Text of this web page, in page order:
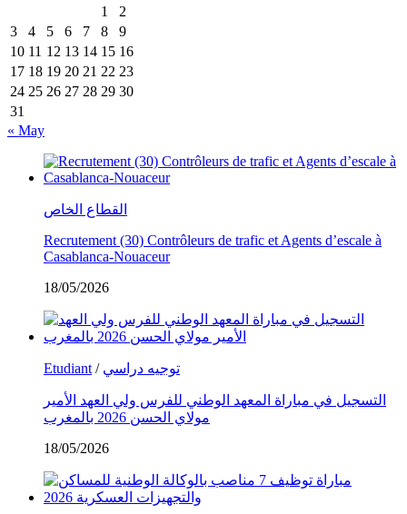
1
2
3
4 5 6 7 8
9
10 11 12 13 14 15 16
17 18 19 20 21 22 23
24 25 26 27 28 29 30
31
« May
القطاع الخاص
Recrutement (30) Contrôleurs de trafic et Agents d’escale à
Casablanca-Nouaceur
18/05/2026
Etudiant / توجيه دراسي
التسجيل في مباراة المعهد الوطني للفرس ولي العهد الأمير
مولاي الحسن 2026 بالمغرب
18/05/2026